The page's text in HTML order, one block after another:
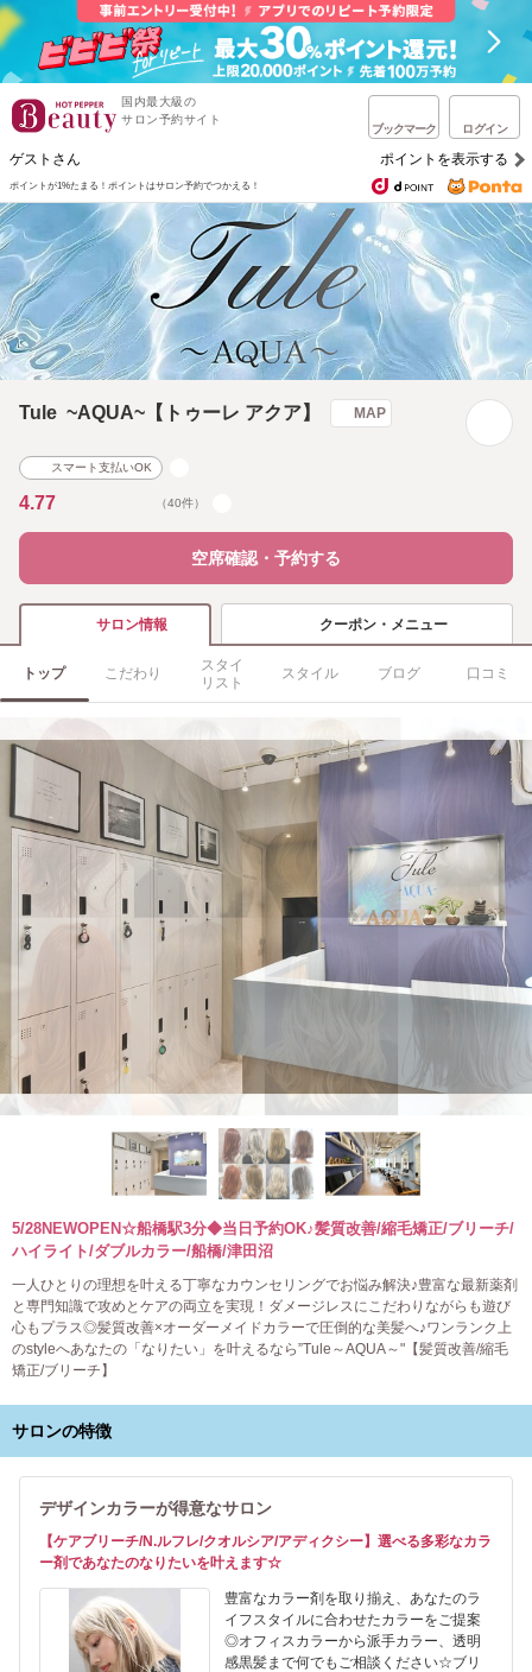
国内最大級の
サロン予約サイト
ブックマーク ログイン
ゲストさん ポイントを表示する
ポイントが1%たまる！ ポイントはサロン予約でつかえる！
Tule ~AQUA~【トゥーレ アクア】 MAP
スマート支払いOK
4.77 （40件）
空席確認・予約する
サロン情報 クーポン・メニュー
トップ こだわり
スタイ
リスト
スタイル ブログ 口コミ
5/28NEWOPEN☆船橋駅3分◆当日予約OK♪髪質改善/縮毛矯正/ブリーチ/
ハイライト/ダブルカラー/船橋/津田沼
一人ひとりの理想を叶える丁寧なカウンセリングでお悩み解決♪豊富な最新薬剤
と専門知識で攻めとケアの両立を実現！ダメージレスにこだわりながらも遊び
心もプラス◎髪質改善×オーダーメイドカラーで圧倒的な美髪へ♪ワンランク上
のstyleへあなたの「なりたい」を叶えるなら”Tule～AQUA～"【髪質改善/縮毛
矯正/ブリーチ】
サロンの特徴
デザインカラーが得意なサロン
【ケアブリーチ/N.ルフレ/クオルシア/アディクシー】選べる多彩なカラ
ー剤であなたのなりたいを叶えます☆
豊富なカラー剤を取り揃え、あなたのラ
イフスタイルに合わせたカラーをご提案
◎オフィスカラーから派手カラー、透明
感黒髪まで何でもご相談ください☆ブリ